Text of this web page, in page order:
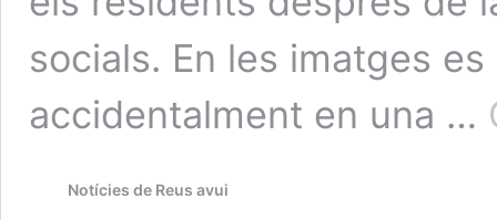
socials. En les imatges
accidentalment en una …
Notícies de Reus avui